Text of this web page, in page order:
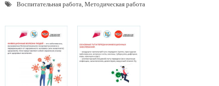
Воспитательная работа, Методическая работа